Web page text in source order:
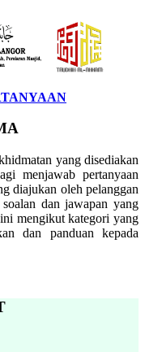
yang disediakan
menjawab pertanyaan
diajukan oleh pelanggan
dan jawapan yang
mengikut kategori yang
dan panduan kepada